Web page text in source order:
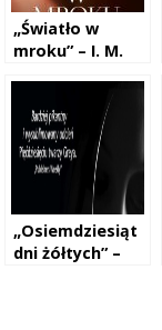
„Światło w
mroku” – I. M.
„Osiemdziesiąt
dni żółtych” –